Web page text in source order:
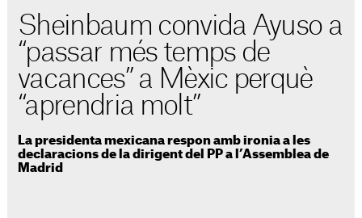
Sheinbaum convida Ayuso a
“passar més temps de
vacances” a Mèxic perquè
“aprendria molt”
La presidenta mexicana respon amb ironia a les
declaracions de la dirigent del PP a l’Assemblea de
Madrid